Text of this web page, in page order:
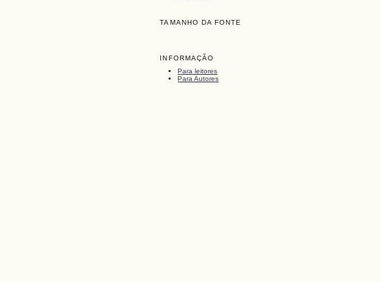
TAMANHO DA FONTE
INFORMAÇÃO
Para leitores
Para Autores